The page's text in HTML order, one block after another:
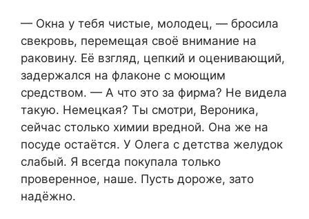
— Окна у тебя чистые, молодец, — бросила
свекровь, перемещая своё внимание на
раковину. Её взгляд, цепкий и оценивающий,
задержался на флаконе с моющим
средством. — А что это за фирма? Не видела
такую. Немецкая? Ты смотри, Вероника,
сейчас столько химии вредной. Она же на
посуде остаётся. У Олега с детства желудок
слабый. Я всегда покупала только
проверенное, наше. Пусть дороже, зато
надёжно.